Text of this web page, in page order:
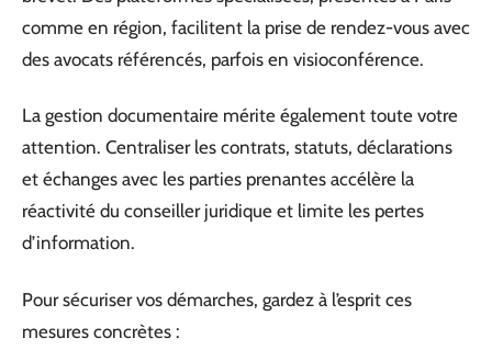
comme en région, facilitent la prise de rendez-vous avec
des avocats référencés, parfois en visioconférence.
La gestion documentaire mérite également toute votre
attention. Centraliser les contrats, statuts, déclarations
et échanges avec les parties prenantes accélère la
réactivité du conseiller juridique et limite les pertes
d’information.
Pour sécuriser vos démarches, gardez à l’esprit ces
mesures concrètes :